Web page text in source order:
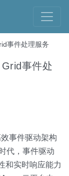
事件处理服务
事件处
事件驱动架构
代，事件驱动
和实时响应能力